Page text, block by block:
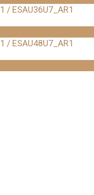
/ ESAU36U7_AR1
/ ESAU48U7_AR1